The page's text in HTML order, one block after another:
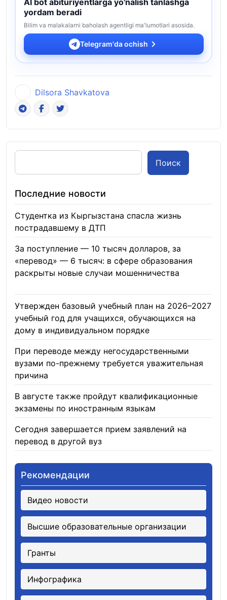
yordam beradi
Bilim va malakalarni baholash agentligi ma'lumotlari asosida.
Telegram'da ochish
Dilsora Shavkatova
Поиск
Последние новости
Студентка из Кыргызстана спасла жизнь
пострадавшему в ДТП
За поступление — 10 тысяч долларов, за
«перевод» — 6 тысяч: в сфере образования
раскрыты новые случаи мошенничества
Утвержден базовый учебный план на 2026–2027
учебный год для учащихся, обучающихся на
дому в индивидуальном порядке
При переводе между негосударственными
вузами по-прежнему требуется уважительная
причина
В августе также пройдут квалификационные
экзамены по иностранным языкам
Сегодня завершается прием заявлений на
перевод в другой вуз
Рекомендации
Видео новости
Высшие образовательные организации
Гранты
Инфографика